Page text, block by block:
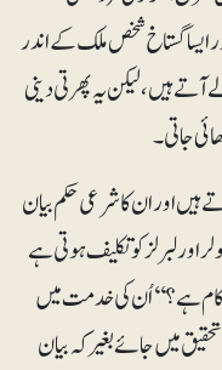
ایسا گستاخ شخص ملک کے اندر
ہیں، لیکن یہ پھرتی دینی
جاتی۔
اور ان کا شرعی حکم بیان
اور لبرلز کو تکلیف ہوتی ہے
کام ہے؟‘‘اُن کی خدمت میں
میں جائے بغیر کہ بیان